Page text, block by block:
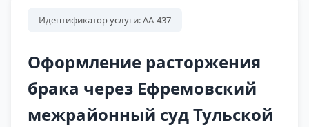
Идентификатор услуги: АА-437
Оформление расторжения
брака через Ефремовский
межрайонный суд Тульской